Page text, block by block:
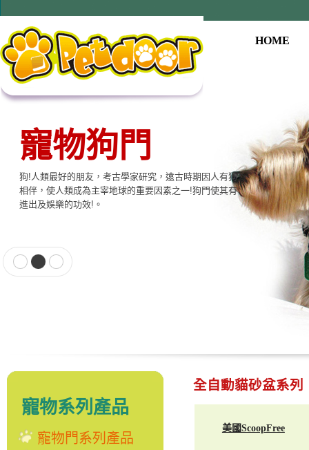
HOME
寵物狗門
狗!人類最好的朋友，考古學家研究，遠古時期因人有狗
相伴，使人類成為主宰地球的重要因素之一!狗門使其有
進出及娛樂的功效!。
寵物系列產品
寵物門系列產品
全自動貓砂盆系列
美國ScoopFree